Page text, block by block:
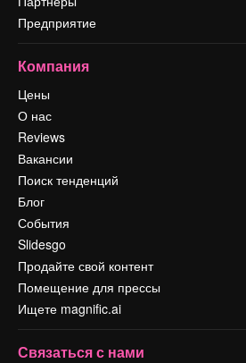
Предприятие
Компания
Цены
О нас
Reviews
Вакансии
Поиск тенденций
Блог
События
Slidesgo
Продайте свой контент
Помещение для прессы
Ищете magnific.ai
Связаться с нами